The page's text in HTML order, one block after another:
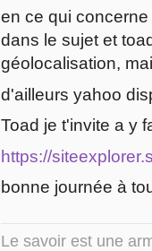
en ce qui
dans le sujet et
géolocalisation,
d'ailleurs yahoo
Toad je t'invite a y
https://
bonne journée à
Le savoir est une